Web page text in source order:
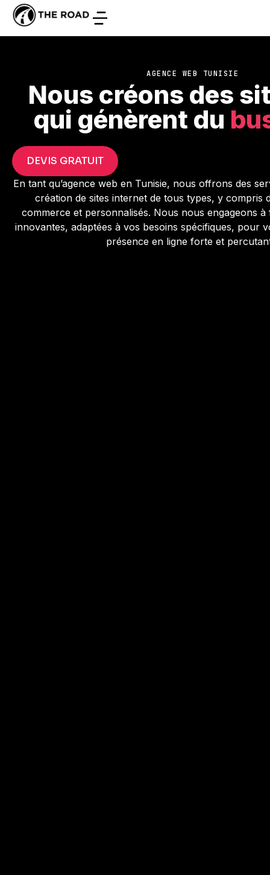
AGENCE WEB TUNISIE
Nous créons des
qui génèrent du
DEVIS GRATUIT
En tant qu’agence web en Tunisie, nous offrons des
création de sites internet de tous types, y compris
commerce et personnalisés. Nous nous engageons
innovantes, adaptées à vos besoins spécifiques, pour
présence en ligne forte et